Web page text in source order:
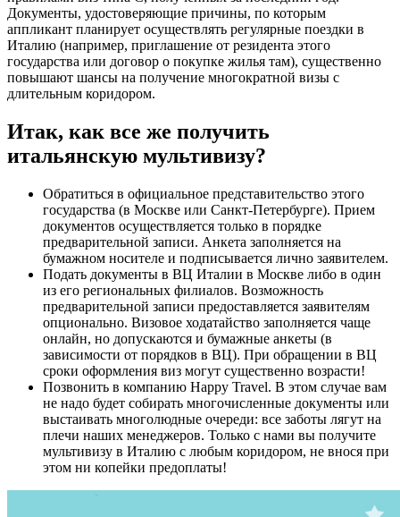
Документы, удостоверяющие причины, по которым
аппликант планирует осуществлять регулярные поездки в
Италию (например, приглашение от резидента этого
государства или договор о покупке жилья там), существенно
повышают шансы на получение многократной визы с
длительным коридором.
Итак, как все же получить
итальянскую мультивизу?
Обратиться в официальное представительство этого
государства (в Москве или Санкт-Петербурге). Прием
документов осуществляется только в порядке
предварительной записи. Анкета заполняется на
бумажном носителе и подписывается лично заявителем.
Подать документы в ВЦ Италии в Москве либо в один
из его региональных филиалов. Возможность
предварительной записи предоставляется заявителям
опционально. Визовое ходатайство заполняется чаще
онлайн, но допускаются и бумажные анкеты (в
зависимости от порядков в ВЦ). При обращении в ВЦ
сроки оформления виз могут существенно возрасти!
Позвонить в компанию Happy Travel. В этом случае вам
не надо будет собирать многочисленные документы или
выстаивать многолюдные очереди: все заботы лягут на
плечи наших менеджеров. Только с нами вы получите
мультивизу в Италию с любым коридором, не внося при
этом ни копейки предоплаты!